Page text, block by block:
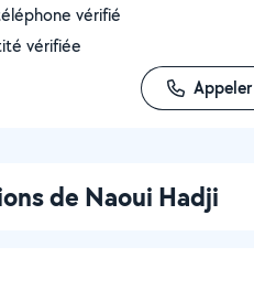
vérifié
vérifiée
Appeler
de Naoui Hadji